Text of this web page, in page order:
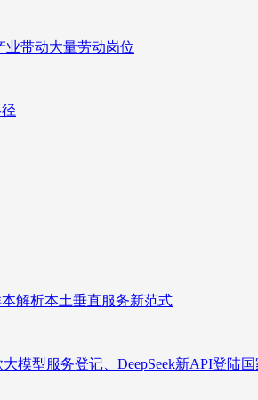
业带动大量劳动岗位
解析本土垂直服务新范式
模型服务登记、DeepSeek新API登陆